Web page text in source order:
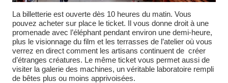
La billetterie est ouverte dès 10 heures du matin. Vous
pouvez acheter sur place le ticket. Il vous donne droit à une
promenade avec l’éléphant pendant environ une demi-heure,
plus le visionnage du film et les terrasses de l’atelier où vous
verrez en direct comment les artisans continuent de créer
d’étranges créatures. Le même ticket vous permet aussi de
visiter la galerie des machines, un véritable laboratoire rempli
de bêtes plus ou moins apprivoisées.